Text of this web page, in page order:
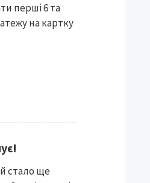
перші 6 та
на картку
стало ще